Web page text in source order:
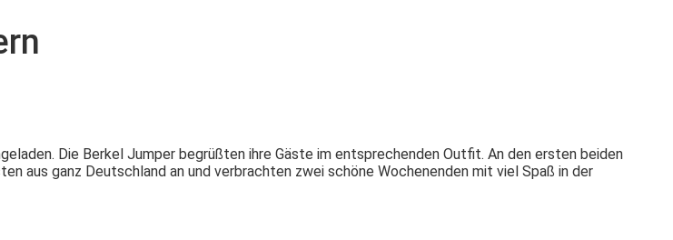
Die Berkel Jumper begrüßten ihre Gäste im entsprechenden Outfit. An den ersten beiden
aus ganz Deutschland an und verbrachten zwei schöne Wochenenden mit viel Spaß in der